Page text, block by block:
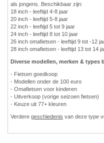
als jongens. Beschikbaar zijn:
18 inch - leeftijd 4-8 jaar
20 inch - leeftijd 5-8 jaar
22 inch - leeftijd 5 tot 9 jaar
24 inch - leeftijd 8 tot 10 jaar
26 inch omafietsen - leeftijd 9 tot -12
28 inch omafietsen - leeftijd 13 tot 14
Diverse modellen, merken & types
- Fietsen goedkoop
- Modellen onder de 100 euro
- Omafietsen voor kinderen
- Uitverkoop (vorige seizoen fietsen)
- Keuze uit 77+ kleuren
Verdere geschiedenis van deze type